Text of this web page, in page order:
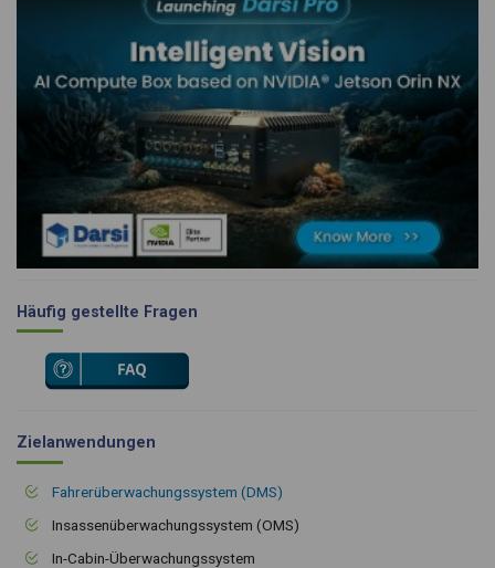
Häufig gestellte Fragen
Zielanwendungen
Fahrerüberwachungssystem (DMS)
Insassenüberwachungssystem (OMS)
In-Cabin-Überwachungssystem